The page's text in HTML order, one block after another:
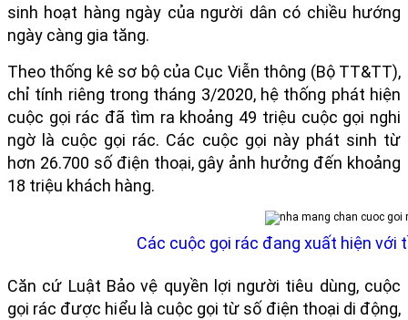
sinh hoạt hàng ngày của người dân có chiều hướng
ngày càng gia tăng.
Theo thống kê sơ bộ của Cục Viễn thông (Bộ TT&TT),
chỉ tính riêng trong tháng 3/2020, hệ thống phát hiện
cuộc gọi rác đã tìm ra khoảng 49 triệu cuộc gọi nghi
ngờ là cuộc gọi rác. Các cuộc gọi này phát sinh từ
hơn 26.700 số điện thoại, gây ảnh hưởng đến khoảng
18 triệu khách hàng.
Các cuộc gọi rác đang xuất hiện với
Căn cứ Luật Bảo vệ quyền lợi người tiêu dùng, cuộc
gọi rác được hiểu là cuộc gọi từ số điện thoại di động,